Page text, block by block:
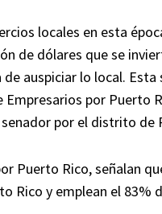
locales en esta
de dólares que se
auspiciar lo local.
Empresarios por Puerto
por el distrito de
Puerto Rico, señalan
Rico y emplean el 83%